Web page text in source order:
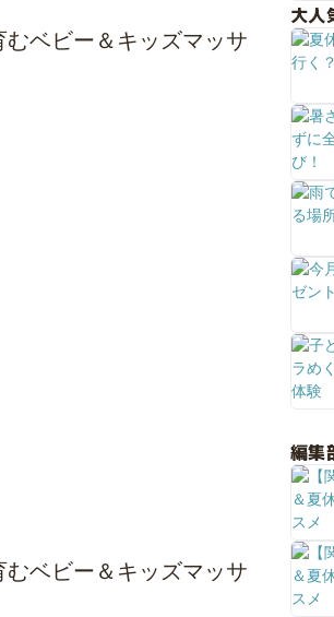
むベビー＆キッズマッサ
むベビー＆キッズマッサ
大人
編集